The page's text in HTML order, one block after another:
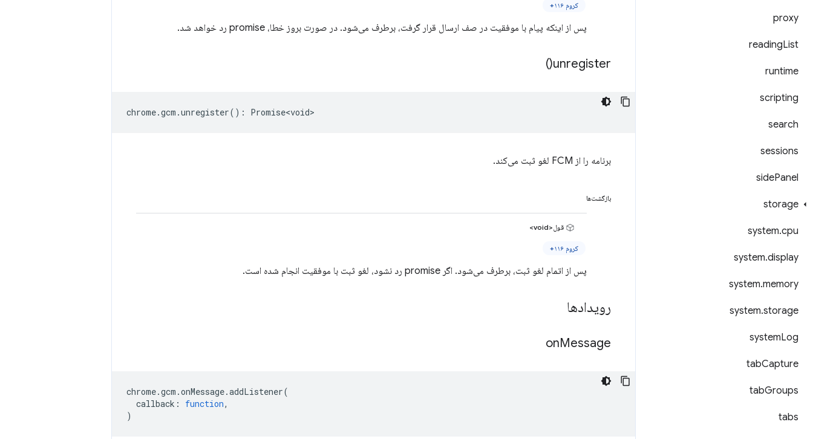
proxy
readingList
runtime
scripting
search
sessions
sidePanel
storage
system.cpu
system.display
system.memory
system.storage
systemLog
tabCapture
tabGroups
tabs
کروم ۱۱۶+
پس از اینکه پیام با موفقیت در صف ارسال قرار گرفت، برطرف می‌شود. در صورت بروز خطا، promise رد خواهد شد.
unregister(
)
chrome.gcm .unregister() : Promise<void>
برنامه را از FCM لغو ثبت می‌کند.
بازگشت‌ها
قول<void>
کروم ۱۱۶+
پس از اتمام لغو ثبت، برطرف می‌شود. اگر promise رد نشود، لغو ثبت با موفقیت انجام شده است.
رویدادها
onMessage
chrome.gcm .onMessage.addListener(
callback : function,
)